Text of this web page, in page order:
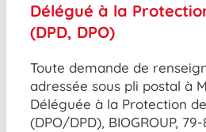
Délégué à la
(DPD, DPO)
Toute demande de
adressée sous pli postal à
Déléguée à la Protection
(DPO/DPD), BIOGROUP,